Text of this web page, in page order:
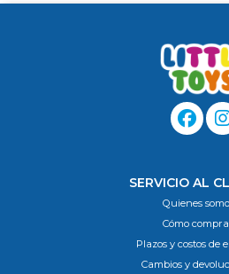
SERVICIO AL
Quienes
Cómo
Plazos y costos de
Cambios y